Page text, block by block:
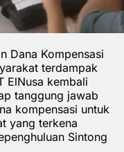
Dana Kompensasi
terdampak
ElNusa kembali
tanggung jawab
kompensasi untuk
yang terkena
Sintong